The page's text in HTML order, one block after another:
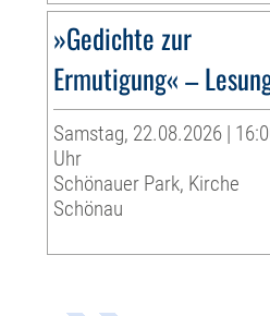
»Gedichte zur
Ermutigung« –
Samstag, 22.08.2026 |
Uhr
Schönauer Park, Kirche
Schönau